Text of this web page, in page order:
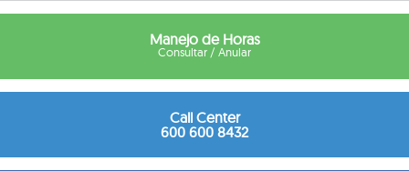
Manejo de Horas
Consultar / Anular
Call Center
600 600 8432